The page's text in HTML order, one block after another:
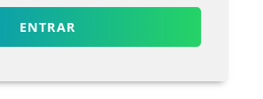
ENTRAR